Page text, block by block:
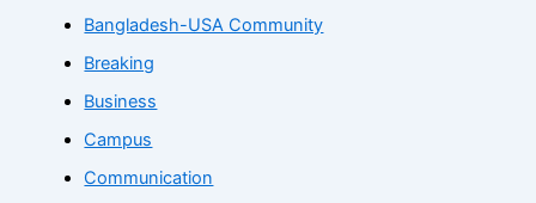
Bangladesh-USA Community
Breaking
Business
Campus
Communication